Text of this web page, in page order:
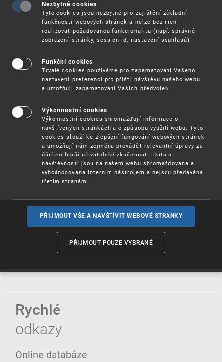
Vynálezy / Patenty
Užitnévzory
Ochrannéznámky
Označení původua zeměpisná
Rychlé
odkazy
Online databáze
Nezbytné cookies
Tyto cookies jsou nezbytné pro zajištění základní
funkčnosti webových stránek a nelze bez nich
realizovat požadovanou funkcionalitu (např. správné
zobrazení stránky, session id, nastavení souhlasů).
Funkční cookies
Trvalé cookies používáme pro zapamatování Vašeho
nastavení preferencí pro příští návštěvu našeho webu
a umožňují zapamatování Vašich předvoleb.
Výkonnostní cookies
Výkonnostní cookies shromažďují informace o
navštívených stránkách a o způsobu využití webu. Tyto
cookies slouží ke zlepšení fungování webových stránek
a umožňují nám zejména provádět relevantní úpravy za
účelem lepší uživatelské zkušenosti. Data o
návštěvnosti jsou na našem webu shromažďována a
vyhodnocována interním nástrojem a nejsou předávána
třetím stranám.
PŘIJMOUT VŠE A NAVŠTÍVIT WEBOVÉ STRANKY
PŘIJMOUT POUZE VYBRANÉ